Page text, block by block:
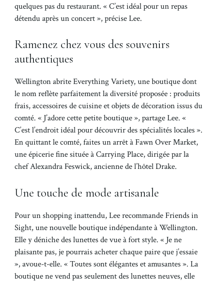
quelques pas du restaurant. « C’est idéal pour un repas
détendu après un concert », précise Lee.
Ramenez chez vous des souvenirs
authentiques
Wellington abrite Everything Variety, une boutique dont
le nom reflète parfaitement la diversité proposée : produits
frais, accessoires de cuisine et objets de décoration issus du
comté. « J’adore cette petite boutique », partage Lee. «
C’est l’endroit idéal pour découvrir des spécialités locales ».
En quittant le comté, faites un arrêt à Fawn Over Market,
une épicerie fine située à Carrying Place, dirigée par la
chef Alexandra Feswick, ancienne de l’hôtel Drake.
Une touche de mode artisanale
Pour un shopping inattendu, Lee recommande Friends in
Sight, une nouvelle boutique indépendante à Wellington.
Elle y déniche des lunettes de vue à fort style. « Je ne
plaisante pas, je pourrais acheter chaque paire que j’essaie
», avoue-t-elle. « Toutes sont élégantes et amusantes ». La
boutique ne vend pas seulement des lunettes neuves, elle